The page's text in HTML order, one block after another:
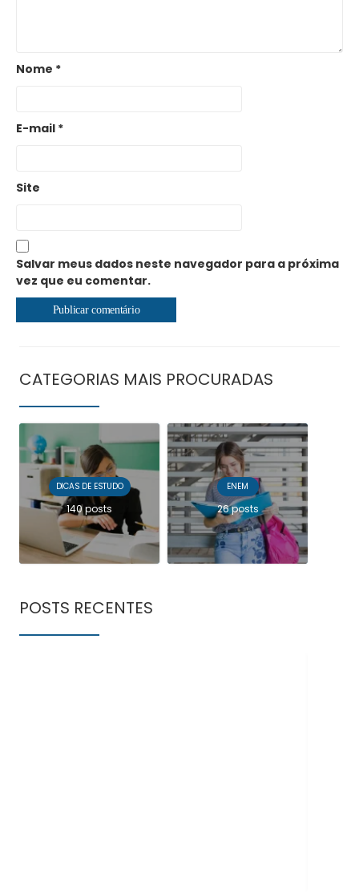
Nome *
E-mail *
Site
Salvar meus dados neste navegador para a próxima
vez que eu comentar.
CATEGORIAS MAIS PROCURADAS
DICAS DE ESTUDO
140 posts
ENEM
26 posts
POSTS RECENTES